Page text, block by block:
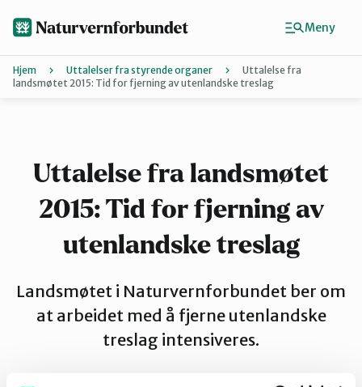
Buskerud
Hordaland
Hjem Uttalelser fra styrende organer
Uttalelse fra
landsmøtet 2015: Tid for fjerning av utenlandske treslag
Uttalelse fra landsmøtet
2015: Tid for fjerning av
utenlandske treslag
Landsmøtet i Naturvernforbundet ber om
at arbeidet med å fjerne utenlandske
treslag intensiveres.